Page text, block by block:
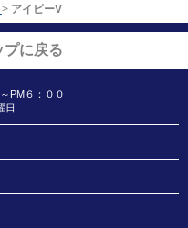
> アイビーV
プに戻る
PM６：００
日